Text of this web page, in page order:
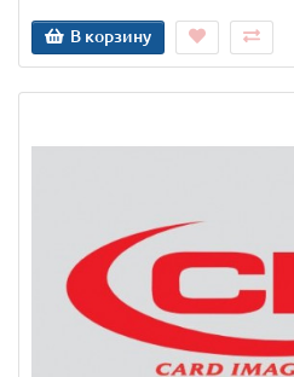
В корзину